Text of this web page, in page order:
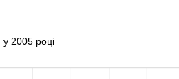
у 2005 році